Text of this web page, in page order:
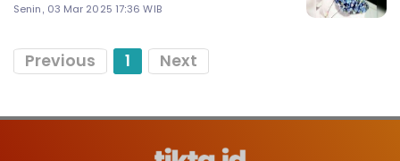
Senin, 03 Mar 2025 17:36 WIB
Previous 1 Next